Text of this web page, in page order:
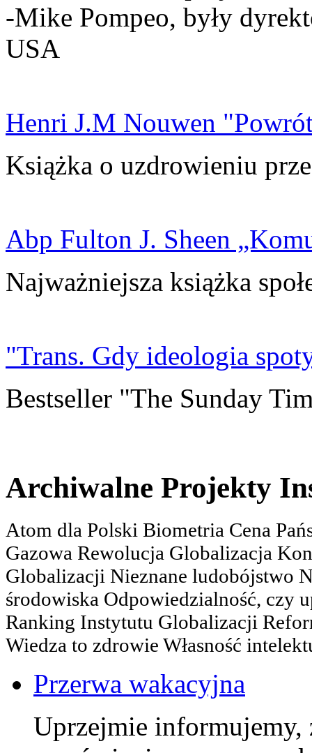
-Mike Pompeo, były
USA
Henri J.M Nouwen
Książka o uzdrowieniu
Abp Fulton J. Sheen
Najważniejsza książka
"Trans. Gdy ideologia
Bestseller "The Sunday
Archiwalne Projekty
Atom dla Polski Biometria Cena
Gazowa Rewolucja Globalizacja
Globalizacji Nieznane ludobójstwo
środowiska Odpowiedzialność, czy
Ranking Instytutu Globalizacji
Wiedza to zdrowie Własność
Przerwa wakacyjna
Uprzejmie informujemy,